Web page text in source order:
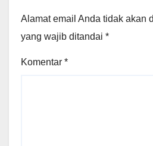
Alamat email Anda tidak akan
yang wajib ditandai *
Komentar *